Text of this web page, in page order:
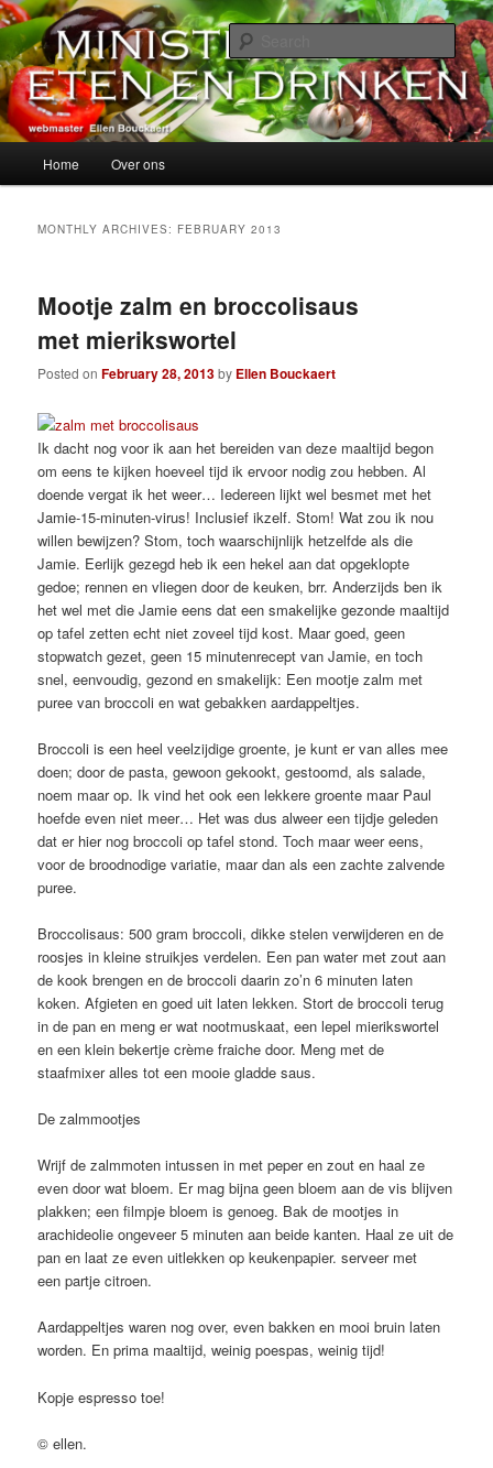
Skip
to
primary
content
Skip
to
secondary
contentMinisterie van Eten en Drinken
alles over eten, drinken en andere genoegens…
Home Over ons
MONTHLY ARCHIVES: FEBRUARY 2013
Mootje zalm en broccolisaus
met mierikswortel
Posted onFebruary 28, 2013by Ellen Bouckaert
Ik dacht nog voor ik aan het bereiden van deze maaltijd begon
om eens te kijken hoeveel tijd ik ervoor nodig zou hebben. Al
doende vergat ik het weer… Iedereen lijkt wel besmet met het
Jamie-15-minuten-virus! Inclusief ikzelf. Stom! Wat zou ik nou
willen bewijzen? Stom, toch waarschijnlijk hetzelfde als die
Jamie. Eerlijk gezegd heb ik een hekel aan dat opgeklopte
gedoe; rennen en vliegen door de keuken, brr. Anderzijds ben ik
het wel met die Jamie eens dat een smakelijke gezonde maaltijd
op tafel zetten echt niet zoveel tijd kost. Maar goed, geen
stopwatch gezet, geen 15 minutenrecept van Jamie, en toch
snel, eenvoudig, gezond en smakelijk: Een mootje zalm met
puree van broccoli en wat gebakken aardappeltjes.
Broccoli is een heel veelzijdige groente, je kunt er van alles mee
doen; door de pasta, gewoon gekookt, gestoomd, als salade,
noem maar op. Ik vind het ook een lekkere groente maar Paul
hoefde even niet meer… Het was dus alweer een tijdje geleden
dat er hier nog broccoli op tafel stond. Toch maar weer eens,
voor de broodnodige variatie, maar dan als een zachte zalvende
puree.
Broccolisaus: 500 gram broccoli, dikke stelen verwijderen en de
roosjes in kleine struikjes verdelen. Een pan water met zout aan
de kook brengen en de broccoli daarin zo’n 6 minuten laten
koken. Afgieten en goed uit laten lekken. Stort de broccoli terug
in de pan en meng er wat nootmuskaat, een lepel mierikswortel
en een klein bekertje crème fraiche door. Meng met de
staafmixer alles tot een mooie gladde saus.
De zalmmootjes
Wrijf de zalmmoten intussen in met peper en zout en haal ze
even door wat bloem. Er mag bijna geen bloem aan de vis blijven
plakken; een filmpje bloem is genoeg. Bak de mootjes in
arachideolie ongeveer 5 minuten aan beide kanten. Haal ze uit de
pan en laat ze even uitlekken op keukenpapier. serveer met
een partje citroen.
Aardappeltjes waren nog over, even bakken en mooi bruin laten
worden. En prima maaltijd, weinig poespas, weinig tijd!
Kopje espresso toe!
© ellen.